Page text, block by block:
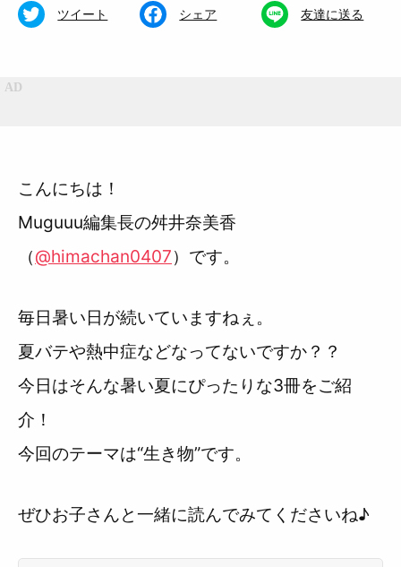
利用規約
ツイート シェア 友達に送る
こんにちは！
Muguuu編集長の舛井奈美香
（@himachan0407）です。
毎日暑い日が続いていますねぇ。
夏バテや熱中症などなってないですか？？
今日はそんな暑い夏にぴったりな3冊をご紹
介！
今回のテーマは“生き物”です。
ぜひお子さんと一緒に読んでみてくださいね♪